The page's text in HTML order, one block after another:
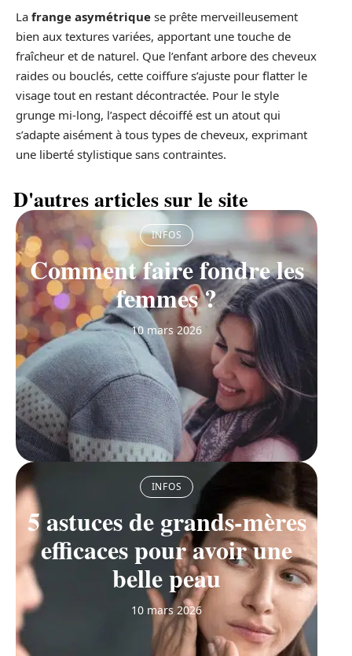
La frange asymétrique se prête merveilleusement
bien aux textures variées, apportant une touche de
fraîcheur et de naturel. Que l’enfant arbore des cheveux
raides ou bouclés, cette coiffure s’ajuste pour flatter le
visage tout en restant décontractée. Pour le style
grunge mi-long, l’aspect décoiffé est un atout qui
s’adapte aisément à tous types de cheveux, exprimant
une liberté stylistique sans contraintes.
D'autres articles sur le site
INFOS
Comment faire fondre les
femmes ?
10 mars 2026
INFOS
5 astuces de grands-mères
efficaces pour avoir une
belle peau
10 mars 2026